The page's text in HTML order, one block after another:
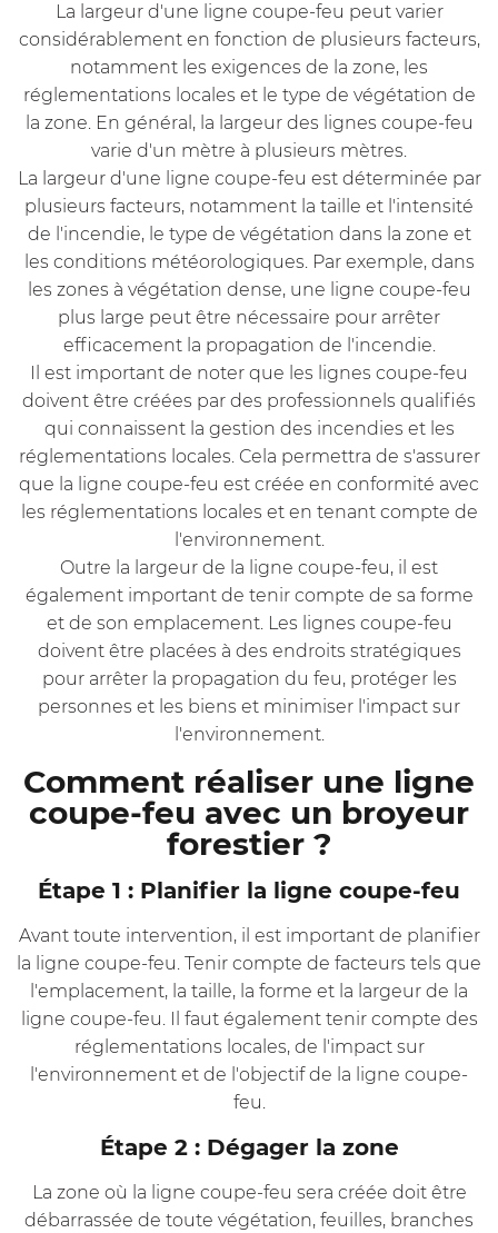
La largeur d'une ligne coupe-feu peut varier
considérablement en fonction de plusieurs facteurs,
notamment les exigences de la zone, les
réglementations locales et le type de végétation de
la zone. En général, la largeur des lignes coupe-feu
varie d'un mètre à plusieurs mètres.
La largeur d'une ligne coupe-feu est déterminée par
plusieurs facteurs, notamment la taille et l'intensité
de l'incendie, le type de végétation dans la zone et
les conditions météorologiques. Par exemple, dans
les zones à végétation dense, une ligne coupe-feu
plus large peut être nécessaire pour arrêter
efficacement la propagation de l'incendie.
Il est important de noter que les lignes coupe-feu
doivent être créées par des professionnels qualifiés
qui connaissent la gestion des incendies et les
réglementations locales. Cela permettra de s'assurer
que la ligne coupe-feu est créée en conformité avec
les réglementations locales et en tenant compte de
l'environnement.
Outre la largeur de la ligne coupe-feu, il est
également important de tenir compte de sa forme
et de son emplacement. Les lignes coupe-feu
doivent être placées à des endroits stratégiques
pour arrêter la propagation du feu, protéger les
personnes et les biens et minimiser l'impact sur
l'environnement.
Comment réaliser une ligne
coupe-feu avec un broyeur
forestier ?
Étape 1 : Planifier la ligne coupe-feu
Avant toute intervention, il est important de planifier
la ligne coupe-feu. Tenir compte de facteurs tels que
l'emplacement, la taille, la forme et la largeur de la
ligne coupe-feu. Il faut également tenir compte des
réglementations locales, de l'impact sur
l'environnement et de l'objectif de la ligne coupe-
feu.
Étape 2 : Dégager la zone
La zone où la ligne coupe-feu sera créée doit être
débarrassée de toute végétation, feuilles, branches